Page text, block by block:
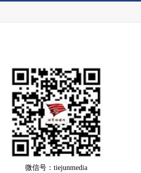
微信号：tiejunmedia